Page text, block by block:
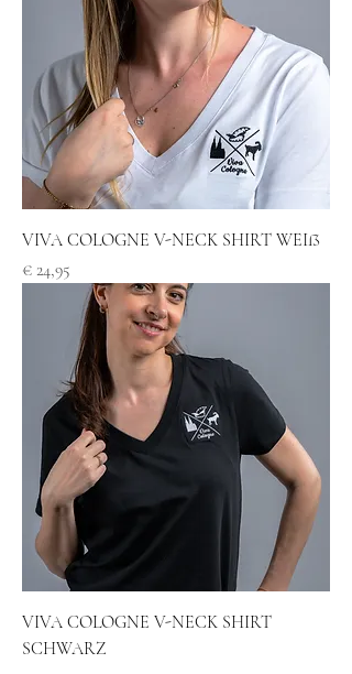
VIVA COLOGNE V-NECK SHIRT WEIß
Preis
€ 24,95
VIVA COLOGNE V-NECK SHIRT
SCHWARZ